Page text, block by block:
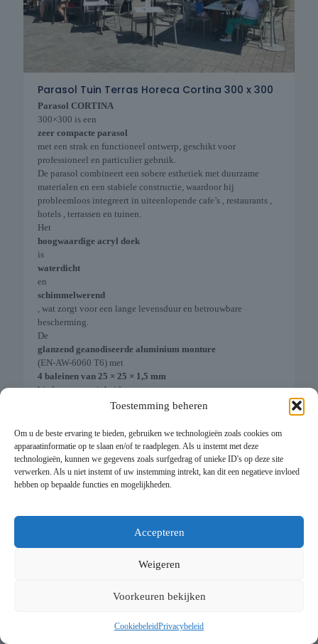
Toestemming beheren
Om u de beste ervaring te bieden, gebruiken we technologieën zoals cookies om
apparaatinformatie op te slaan en/of te raadplegen. Als u instemt met deze
technologieën, kunnen we gegevens zoals surfgedrag of unieke ID's op deze site
verwerken. Als u niet instemt of uw instemming intrekt, kan dit een negatieve invloed
hebben op bepaalde functies en mogelijkheden.
Accepteren
Weigeren
Voorkeuren bekijken
CookiebeleidPrivacybeleid
Parasol Tuin Terras Horeca Cortina 300 x 300
Parasol CORTINA
300×300 is een
zeer compacte parasol
met een strak en functioneel ontwerp, geschikt voor
professioneel en particulier gebruik.
De parasol combineert een sobere esthetiek met duurzame
materialen en een stabiele constructie, waardoor hij
probleemloos integreert in uiteenlopende cafe’s , restaurants ,
hotels , terrassen en tuinen.
Het
hoogwaardige acryl doek
is
waterdicht
en
schimmelwerend
, wat zorgt voor een lange levensduur en betrouwbare
bescherming.
De
glanzend geanodiseerde aluminium monture
(EN-AW-6060 T6) met
4 baleinen van 25 × 25 × 1,5 mm
biedt extra stevigheid.
in aluminium EN-AW-6005 T6 (35 × Ø 2,5 mm) garandeert
stabiliteit en duurzaamheid.
€565,00
1 2 3 4 5
This website uses cookies to improve your experience. By using
this website you agree to ourData Protection Policy